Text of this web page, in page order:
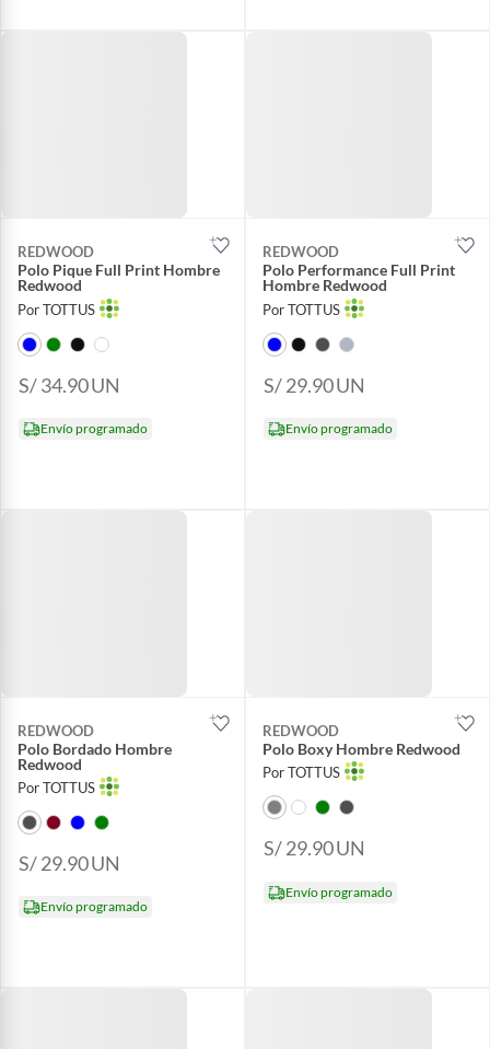
REDWOOD
Polo Pique Full Print Hombre
Redwood
Por TOTTUS
S/ 34.90UN
Envío programado
REDWOOD
Polo Performance Full Print
Hombre Redwood
Por TOTTUS
S/ 29.90UN
Envío programado
REDWOOD
Polo Bordado Hombre
Redwood
Por TOTTUS
S/ 29.90UN
Envío programado
REDWOOD
Polo Boxy Hombre Redwood
Por TOTTUS
S/ 29.90UN
Envío programado